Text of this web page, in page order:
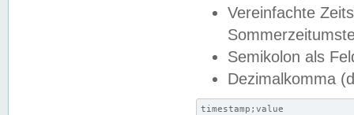
Vereinfachte
Semikolon als
Dezimalkomma
timestamp;value